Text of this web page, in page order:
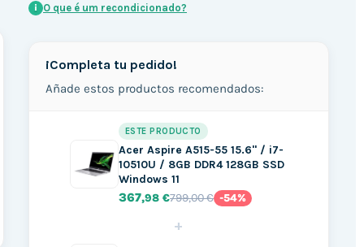
i O que é um recondicionado?
¡Completa tu pedido!
Añade estos productos recomendados:
ESTE PRODUCTO
Acer Aspire A515-55 15.6" / i7-
10510U / 8GB DDR4 128GB SSD
Windows 11
367,98 €799,00 € -54%
+